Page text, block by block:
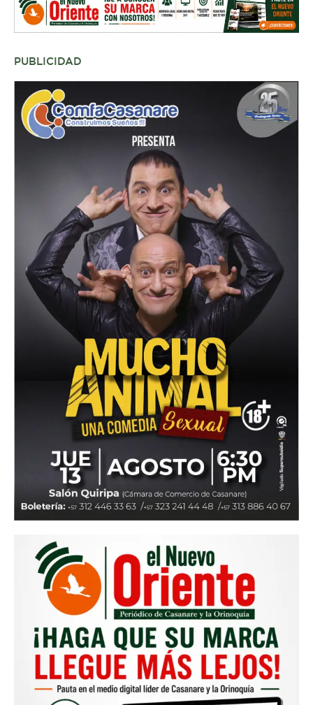
PUBLICIDAD